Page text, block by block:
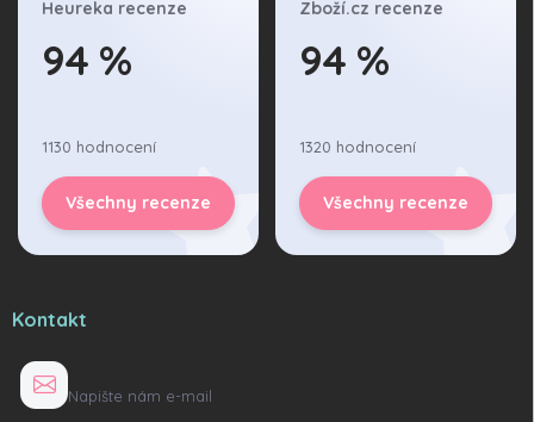
Heureka recenze
94 %
1130 hodnocení
Všechny recenze
Zboží.cz recenze
94 %
1320 hodnocení
Všechny recenze
Kontakt
Napište nám e-mail